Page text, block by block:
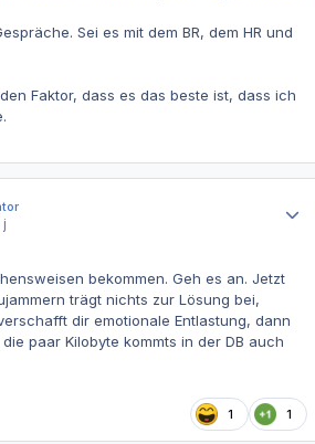
Sei es mit dem BR, dem HR und
Faktor, dass es das beste ist, dass ich
j
bekommen. Geh es an. Jetzt
trägt nichts zur Lösung bei,
dir emotionale Entlastung, dann
paar Kilobyte kommts in der DB auch
1 1